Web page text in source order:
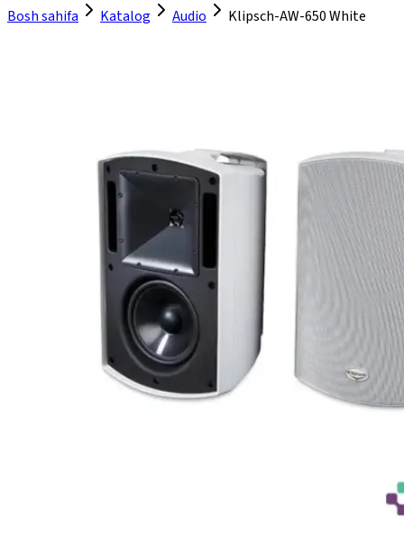
Bosh sahifa
Katalog Audio Klipsch-AW-650 White